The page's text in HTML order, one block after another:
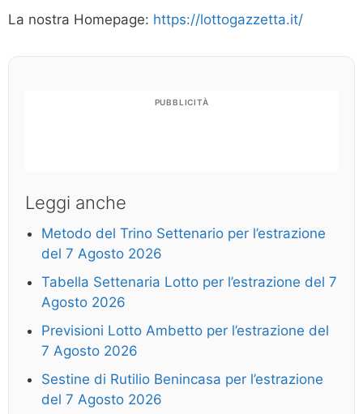
La nostra Homepage: https://lottogazzetta.it/
PUBBLICITÀ
Leggi anche
Metodo del Trino Settenario per l’estrazione
del 7 Agosto 2026
Tabella Settenaria Lotto per l’estrazione del 7
Agosto 2026
Previsioni Lotto Ambetto per l’estrazione del
7 Agosto 2026
Sestine di Rutilio Benincasa per l’estrazione
del 7 Agosto 2026